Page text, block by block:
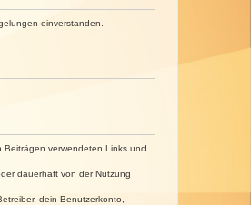
einverstanden.
verwendeten Links und
dauerhaft von der Nutzung
dein Benutzerkonto,